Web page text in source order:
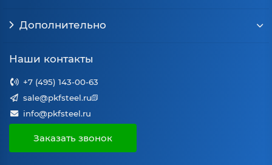
Дополнительно
Наши контакты
+7 (495) 143-00-63
sale@pkfsteel.ru
info@pkfsteel.ru
Заказать звонок